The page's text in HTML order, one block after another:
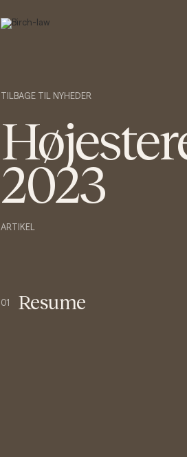
TILBAGE TIL NYHEDER
2023
ARTIKEL
01 Resume